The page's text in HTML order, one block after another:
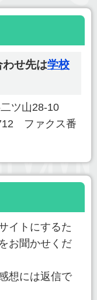
せ先は学校
ツ山28-10
ファクス番
イトにするた
お聞かせくだ
想には返信で